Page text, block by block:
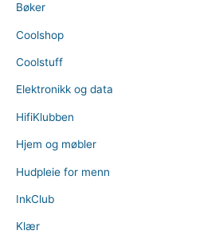
Bøker
Coolshop
Coolstuff
Elektronikk og data
HifiKlubben
Hjem og møbler
Hudpleie for menn
InkClub
Klær